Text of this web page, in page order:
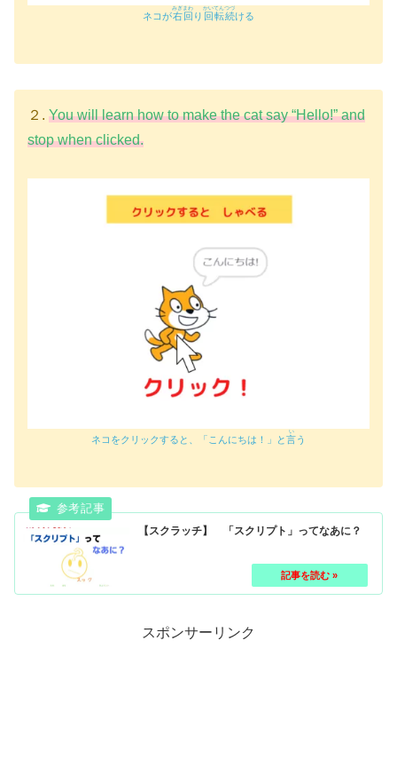
ネコが右
みぎ
回
まわ
り 回転
かいてん
続
つづ
ける
２. You will learn how to make the cat say “Hello!” and
stop when clicked.
ネコをクリックすると、「こんにちは！」と言
い
う
【スクラッチ】 「スクリプト」ってなあに？
スポンサーリンク